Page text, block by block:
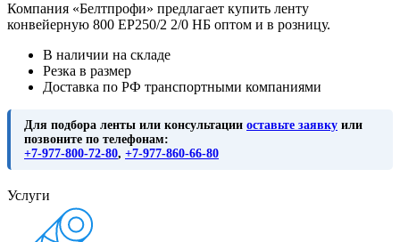
Компания «Белтпрофи» предлагает купить ленту
конвейерную 800 ЕР250/2 2/0 НБ оптом и в розницу.
В наличии на складе
Резка в размер
Доставка по РФ транспортными компаниями
Для подбора ленты или консультации оставьте заявку или
позвоните по телефонам:
+7-977-800-72-80, +7-977-860-66-80
Услуги